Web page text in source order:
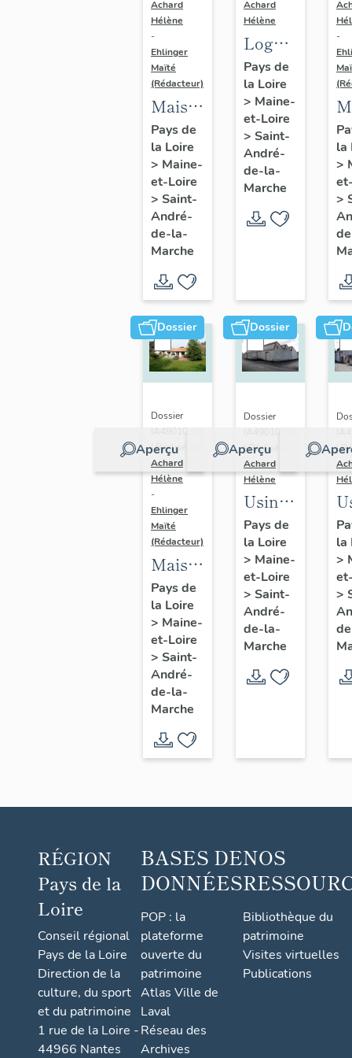
Achard
Hélène
-
Ehlinger
Maïté
(Rédacteur)
Maison
de
l'industriel
Victor
Ripoche
fondateur
de
l'usine
Morinière-
Ripoche,
15 rue
du
Calvaire,
André-
Marche
Pays de
la Loire
> Maine-
et-Loire
> Saint-
André-
de-la-
Marche
Achard
Hélène
Logements
ouvriers
de
l'usine
de
chaussures
Ripoche,
rue
Jeanne-
Pays de
la Loire
> Maine-
et-Loire
> Saint-
André-
de-la-
Marche
-
la
>
>
Dossier
Aperçu
Dossier
IA49010589
| Réalisé par
Achard
Hélène
-
Ehlinger
Maïté
(Rédacteur)
Maison
de
l'industriel
Christian
Chéné,
directeur
de
l'Usine
Chéné,
18 rue
Sacré-
Saint-
André-
de-la-
Marche
Pays de
la Loire
> Maine-
et-Loire
> Saint-
André-
de-la-
Marche
Dossier
Aperçu
Dossier
IA49010559
| Réalisé par
Achard
Hélène
Usine
de
chaussures
Morinière-
Ripoche,
actuel
Musée
des
métiers
Saint-
Pays de
la Loire
> Maine-
et-Loire
> Saint-
André-
de-la-
Marche
|
9
la
>
>
RÉGION
Pays de la
Loire
Conseil régional
Pays de la Loire
Direction de la
culture, du sport
et du patrimoine
1 rue de la Loire -
44966 Nantes
BASES DE
DONNÉES
POP : la
plateforme
ouverte du
patrimoine
Atlas Ville de
Laval
Réseau des
Archives
NOS
Bibliothèque du
patrimoine
Visites virtuelles
Publications